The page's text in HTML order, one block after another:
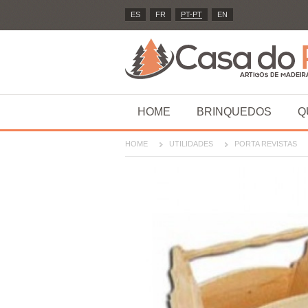
ES FR PT-PT EN
HOME BRINQUEDOS
HOME UTILIDADES PORTA REVISTAS